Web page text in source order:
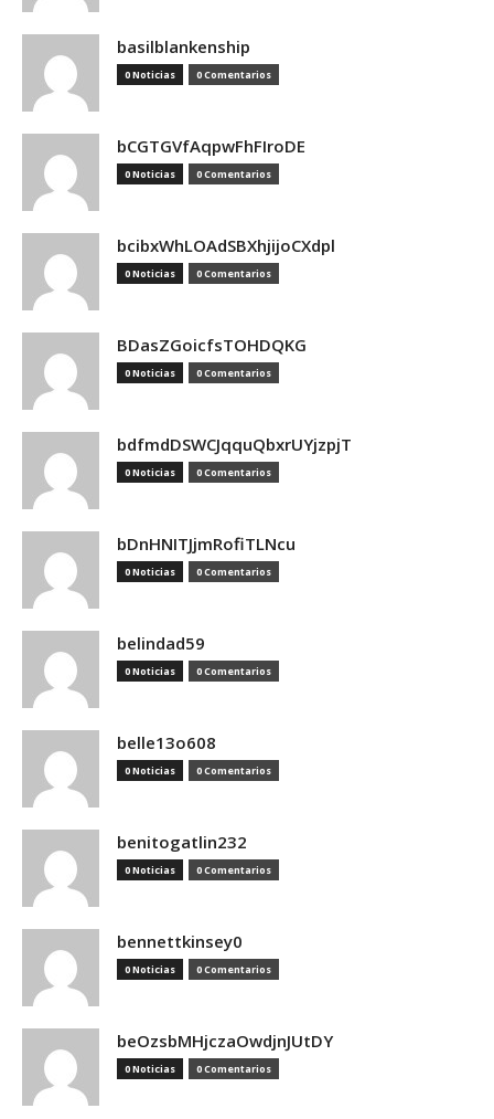
basilblankenship
0 Noticias 0 Comentarios
bCGTGVfAqpwFhFIroDE
0 Noticias 0 Comentarios
bcibxWhLOAdSBXhjijoCXdpl
0 Noticias 0 Comentarios
BDasZGoicfsTOHDQKG
0 Noticias 0 Comentarios
bdfmdDSWCJqquQbxrUYjzpjT
0 Noticias 0 Comentarios
bDnHNITJjmRofiTLNcu
0 Noticias 0 Comentarios
belindad59
0 Noticias 0 Comentarios
belle13o608
0 Noticias 0 Comentarios
benitogatlin232
0 Noticias 0 Comentarios
bennettkinsey0
0 Noticias 0 Comentarios
beOzsbMHjczaOwdjnJUtDY
0 Noticias 0 Comentarios